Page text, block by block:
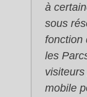
à
sous
fonction
les
visiteurs
mobile